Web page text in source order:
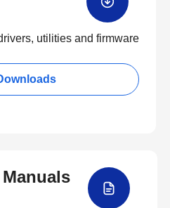
utilities and firmware.
Manuals